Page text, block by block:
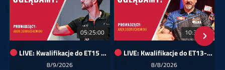
05:25:00
LIVE: Kwalifikacje do ET15 dla Europy Wschodniej
8/9/2026
10:35:29
LIVE: Kwalifikacje do ET13-14 dla Europy Wschodniej
8/8/2026